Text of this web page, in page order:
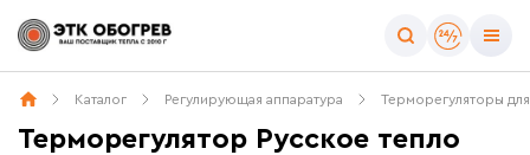
Каталог Регулирующая аппаратура Терморегуляторы
Терморегулятор Русское тепло